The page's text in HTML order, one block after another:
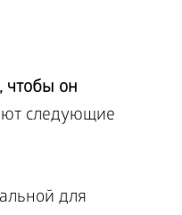
чтобы он
следующие
для